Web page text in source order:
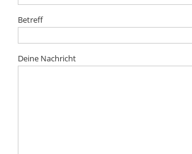
Betreff
Deine Nachricht